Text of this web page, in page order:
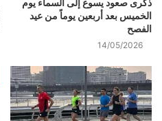
ذكرى صعود يسوع إلى السماء يوم
الخميس بعد أربعين يوماً من عيد
الفصح
14/05/2026